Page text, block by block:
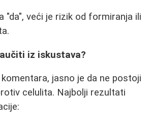
"da", veći je rizik od formiranja ili
iz iskustava?
jasno je da ne postoji
celulita. Najbolji rezultati